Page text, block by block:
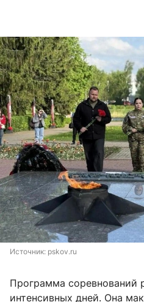
Источник: pskov.ru
Программа соревнований
интенсивных дней. Она